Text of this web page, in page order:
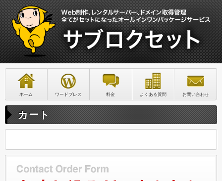
ホーム ワードプレス 料金 よくある質問 お問い合わせ
カート